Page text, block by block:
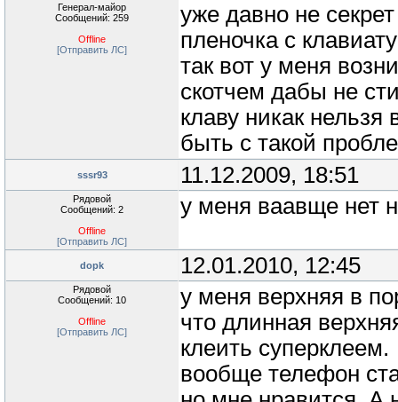
Генерал-майор
Сообщений: 259
Offline
[Отправить ЛС]
уже давно не
пленочка с
так вот у меня
скотчем дабы не
клаву никак
быть с такой
sssr93 11.12.2009, 18:51
Рядовой
Сообщений: 2
Offline
[Отправить ЛС]
у меня ваавще нет
dopk 12.01.2010, 12:45
Рядовой
Сообщений: 10
Offline
[Отправить ЛС]
у меня верхняя в
что длинная
клеить суперклеем.
вообще телефон